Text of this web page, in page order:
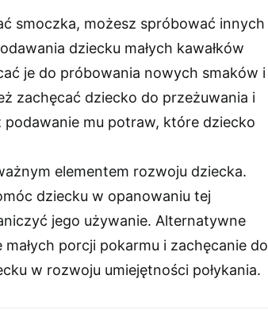
smoczka, możesz spróbować innych
dziecku małych kawałków
je do próbowania nowych smaków i
zachęcać dziecko do przeżuwania i
podawanie mu potraw, które dziecko
elementem rozwoju dziecka.
dziecku w opanowaniu tej
jego używanie. Alternatywne
porcji pokarmu i zachęcanie do
w rozwoju umiejętności połykania.